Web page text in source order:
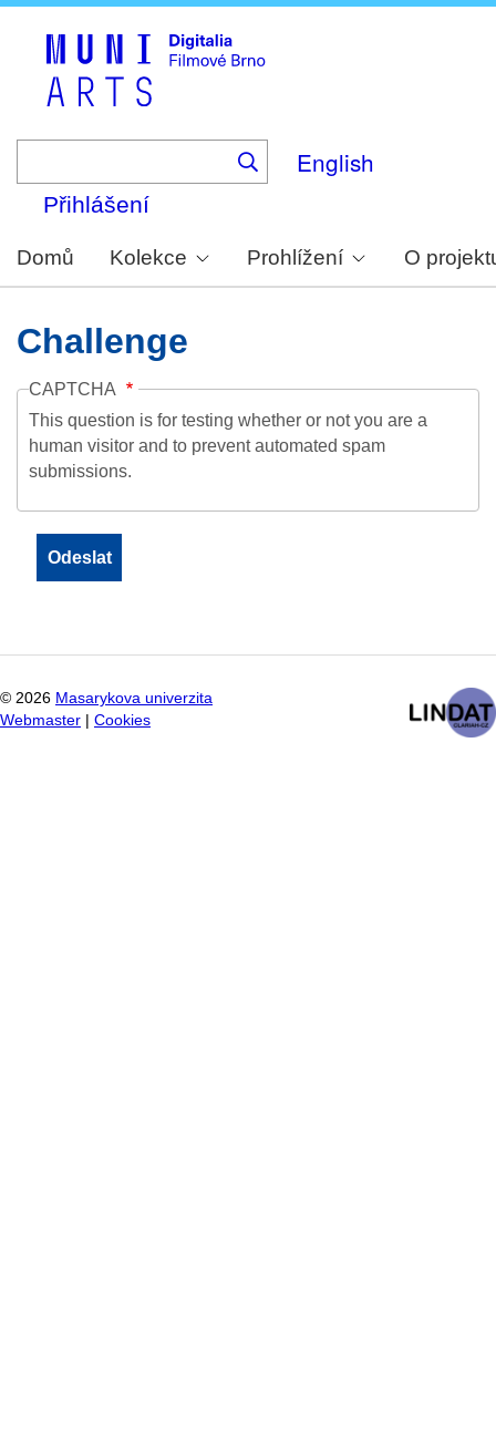
English
Přihlášení
Domů Kolekce Prohlížení O
Challenge
CAPTCHA
This question is for testing whether or not you are a
human visitor and to prevent automated spam
submissions.
© 2026 Masarykova univerzita
Webmaster
Cookies